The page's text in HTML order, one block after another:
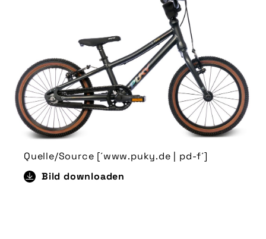
Quelle/Source [´www.puky.de | pd-f´]
Bild downloaden